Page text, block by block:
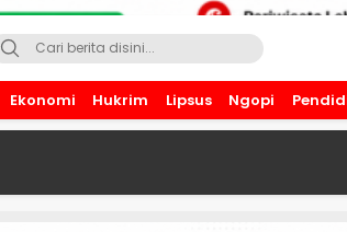
Ekonomi Hukrim Lipsus Ngopi